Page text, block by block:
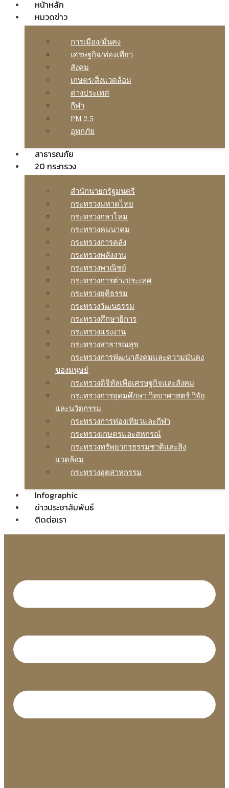
หน้าหลัก
หมวดข่าว
การเมือง/มั่นคง
เศรษฐกิจ/ท่องเที่ยว
สังคม
เกษตร/สิ่งแวดล้อม
ต่างประเทศ
กีฬา
PM 2.5
อุทกภัย
สาธารณภัย
20 กระทรวง
สํานักนายกรัฐมนตรี
กระทรวงมหาดไทย
กระทรวงกลาโหม
กระทรวงคมนาคม
กระทรวงการคลัง
กระทรวงพลังงาน
กระทรวงพาณิชย์
กระทรวงการต่างประเทศ
กระทรวงยุติธรรม
กระทรวงวัฒนธรรม
กระทรวงศึกษาธิการ
กระทรวงแรงงาน
กระทรวงสาธารณสุข
กระทรวงการพัฒนาสังคมและความมันคง
ของมนุษย์
กระทรวงดิจิทัลเพือเศรษฐกิจและสังคม
กระทรวงการอุดมศึกษา วิทยาศาสตร์ วิจัย
และนวัตกรรม
กระทรวงการท่องเทียวและกีฬา
กระทรวงเกษตรและสหกรณ์
กระทรวงทรัพยากรธรรมชาติและสิง
แวดล้อม
กระทรวงอุตสาหกรรม
Infographic
ข่าวประชาสัมพันธ์
ติดต่อเรา